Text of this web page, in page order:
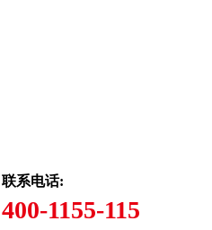
联系电话:
400-1155-115